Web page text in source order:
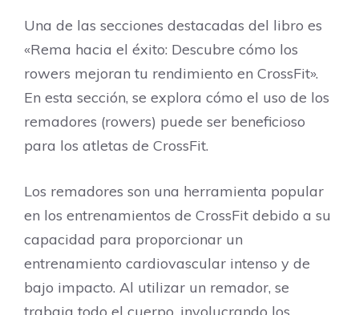
Una de las secciones destacadas del libro es
«Rema hacia el éxito: Descubre cómo los
rowers mejoran tu rendimiento en CrossFit».
En esta sección, se explora cómo el uso de los
remadores (rowers) puede ser beneficioso
para los atletas de CrossFit.
Los remadores son una herramienta popular
en los entrenamientos de CrossFit debido a su
capacidad para proporcionar un
entrenamiento cardiovascular intenso y de
bajo impacto. Al utilizar un remador, se